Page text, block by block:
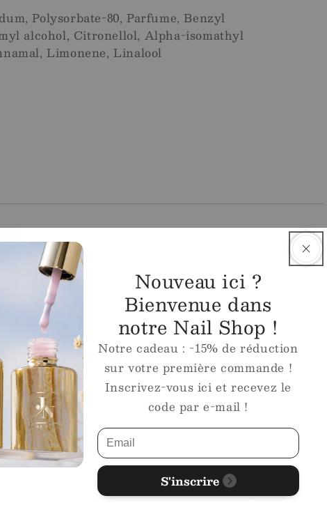
Polysorbate-80, Parfume, Benzyl
alcohol, Citronellol, Alpha-isomathyl
Limonene, Linalool
Nouveau ici ?
Bienvenue dans
notre Nail Shop !
Notre cadeau : -15% de réduction
sur votre première commande !
Inscrivez-vous ici et recevez le
code par e-mail !
S'inscrire
de Fully 63
Martigny
info@ecoledelongle.ch
+41 27 307 18 18
+41 78 615 23 60
Français